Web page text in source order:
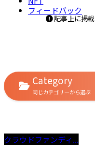
フィードバック
記事上に掲
Category
同じカテゴリーから選ぶ
クラウドファンディ...